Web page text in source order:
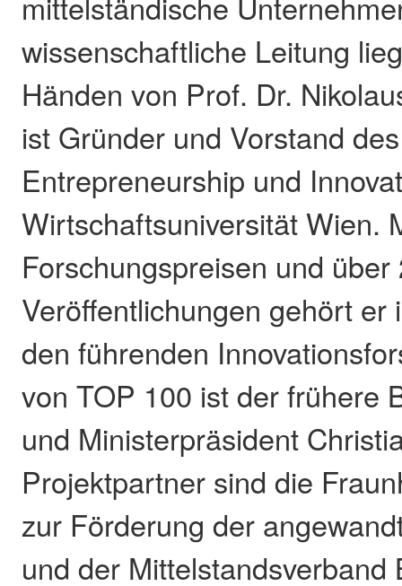
wissenschaftliche Leitung
Händen von Prof. Dr.
ist Gründer und Vorstand
Entrepreneurship und
Wirtschaftsuniversität Wien.
Forschungspreisen und über
Veröffentlichungen gehört er
den führenden
von TOP 100 ist der frühere
und Ministerpräsident
Projektpartner sind die
zur Förderung der
und der Mittelstandsverband